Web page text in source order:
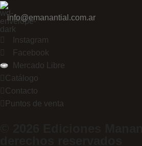
info@emanantial.com.ar
Instagram
Facebook
Mercado Libre
Catálogo
Contacto
Puntos de venta